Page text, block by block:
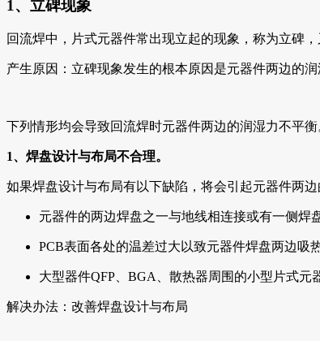
1、立碑现象
回流焊中，片式元器件常出现立起的现象，称为立碑
产生原因：立碑现象发生的根本原因是元器件两边的
下列情形均会导致回流焊时元器件两边的润湿力不平衡
1、焊盘设计与布局不合理。
如果焊盘设计与布局有以下缺陷，将会引起元器件两边
元器件的两边焊盘之一与地线相连接或有一侧焊
PCB表面各处的温差过大以致元器件焊盘两边吸
大型器件QFP、BGA、散热器周围的小型片式元
解决办法：改善焊盘设计与布局